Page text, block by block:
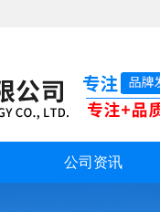
公司资讯